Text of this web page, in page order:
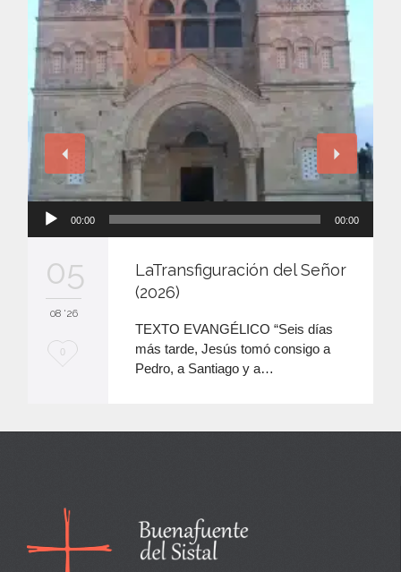
00:00 00:00
05
08 '26
M
n
0
LaTransfiguración del Señor
(2026)
TEXTO EVANGÉLICO “Seis días
más tarde, Jesús tomó consigo a
Pedro, a Santiago y a…